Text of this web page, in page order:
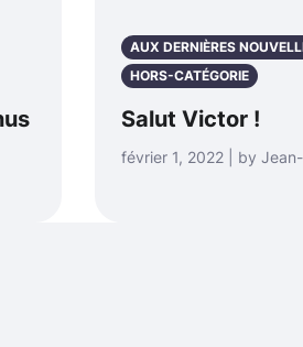
AUX DERNIÈRES
HORS-CATÉGORIE
Salut Victor !
février 1, 2022 | by